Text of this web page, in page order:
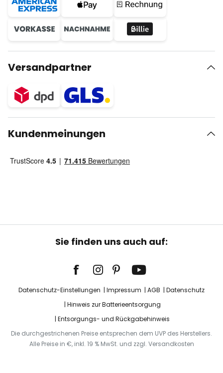
Versandpartner
Kundenmeinungen
Sie finden uns auch auf:
Datenschutz-Einstellungen Impressum AGB
Datenschutz
Hinweis zur Batterieentsorgung
Entsorgungs- und Rückgabehinweis
Die durchgestrichenen Preise entsprechen dem UVP des Herstellers.
Alle Preise in €, inkl. 19 % MwSt. und zzgl. Versandkosten